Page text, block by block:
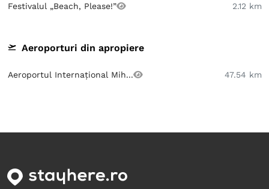
Festivalul „Beach, Please!” 2.12 km
Aeroporturi din apropiere
Aeroportul Internațional Mih... 47.54 km